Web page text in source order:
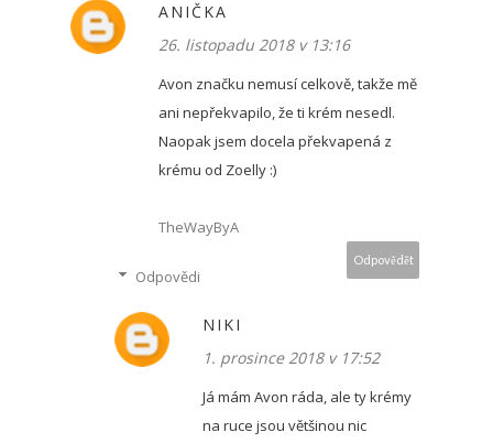
ANIČKA
26. listopadu 2018 v 13:16
Avon značku nemusí celkově, takže mě
ani nepřekvapilo, že ti krém nesedl.
Naopak jsem docela překvapená z
krému od Zoelly :)
TheWayByA
Odpovědět
Odpovědi
NIKI
1. prosince 2018 v 17:52
Já mám Avon ráda, ale ty krémy
na ruce jsou většinou nic